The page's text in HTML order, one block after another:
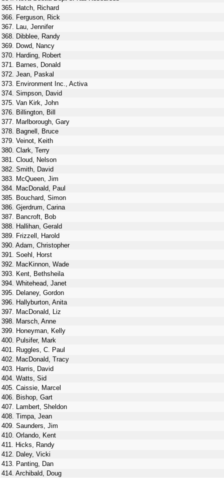
365. Hatch, Richard
366. Ferguson, Rick
367. Lau, Jennifer
368. Dibblee, Randy
369. Dowd, Nancy
370. Harding, Robert
371. Barnes, Donald
372. Jean, Paskal
373. Environment Inc., Activa
374. Simpson, David
375. Van Kirk, John
376. Billington, Bill
377. Marlborough, Gary
378. Bagnell, Bruce
379. Veinot, Keith
380. Clark, Terry
381. Cloud, Nelson
382. Smith, David
383. McQueen, Jim
384. MacDonald, Paul
385. Bouchard, Simon
386. Gjerdrum, Carina
387. Bancroft, Bob
388. Hallihan, Gerald
389. Frizzell, Harold
390. Adam, Christopher
391. Soehl, Horst
392. MacKinnon, Wade
393. Kent, Bethsheila
394. Whitehead, Janet
395. Delaney, Gordon
396. Hallyburton, Anita
397. MacDonald, Liz
398. Marsch, Anne
399. Honeyman, Kelly
400. Pulsifer, Mark
401. Ruggles, C. Paul
402. MacDonald, Tracy
403. Harris, David
404. Watts, Sid
405. Caissie, Marcel
406. Bishop, Gart
407. Lambert, Sheldon
408. Timpa, Jean
409. Saunders, Jim
410. Orlando, Kent
411. Hicks, Randy
412. Daley, Vicki
413. Panting, Dan
414. Archibald, Doug